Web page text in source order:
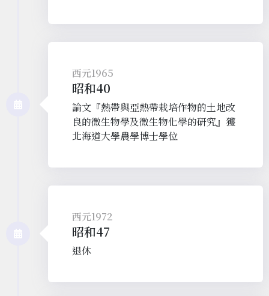
西元1965
昭和40
論文『熱帶與亞熱帶栽培作物的土地改
良的微生物學及微生物化學的研究』獲
北海道大學農學博士學位
西元1972
昭和47
退休